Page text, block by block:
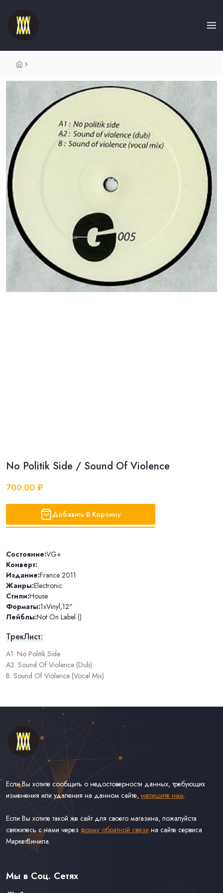
No Politik Side / Sound Of Violence
700.00 ₽
Добавить В Корзину
Состояние:VG+
Конверт:
Издание:France 2011
Жанры:Electronic
Стили:House
Форматы:1xVinyl,12"
Лейблы:Not On Label ()
ТрекЛист:
A1. No Politik Side
A2. Sound Of Violence (Dub)
B. Sound Of Violence (Vocal Mix)
Если Вы хотите сообщить о недостоверности данных, требующих
изменения или удаления на данном сайте, напишите нам.
Если Вы хотите такой же сайт для своего магазина, пожалуйста
свяжитесь с нами через форму обратной связи на сайте сервиса
МаркетВинила.
Каталог Винила, CD и Кассет
Доставка и Оплата
Связаться С Нами
Мы в Соц. Сетях